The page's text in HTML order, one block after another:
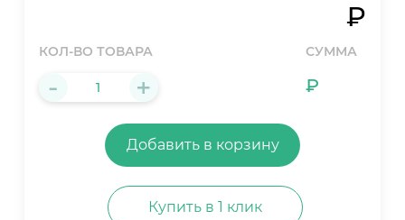
₽
КОЛ-ВО ТОВАРА
- +
СУММА
₽
Добавить в корзину
Купить в 1 клик